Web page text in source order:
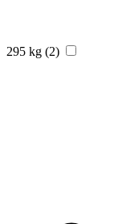
295 kg (2)